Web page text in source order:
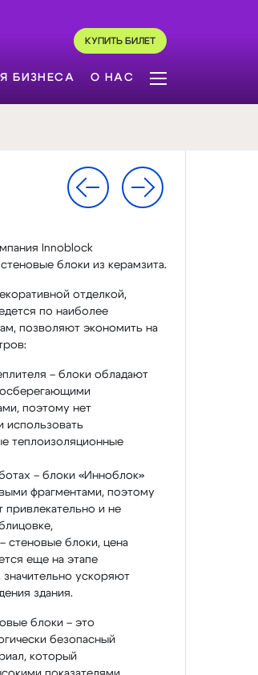
КУПИТЬ БИЛЕТ
БИЗНЕСА О НАС
Innoblock
блоки из керамзита.
отделкой,
по наиболее
позволяют экономить на
– блоки обладают
поэтому нет
использовать
теплоизоляционные
– блоки «Инноблок»
фрагментами, поэтому
привлекательно и не
стеновые блоки, цена
еще на этапе
значительно ускоряют
здания.
блоки – это
безопасный
который